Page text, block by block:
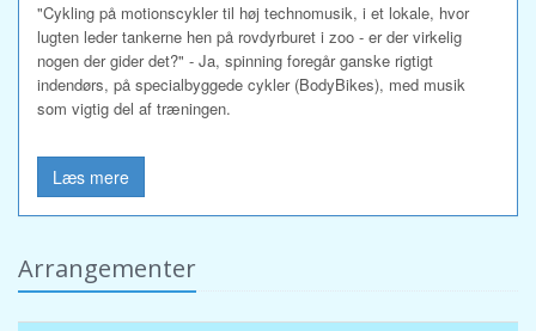
"Cykling på motionscykler til høj technomusik, i et lokale, hvor
lugten leder tankerne hen på rovdyrburet i zoo - er der virkelig
nogen der gider det?" - Ja, spinning foregår ganske rigtigt
indendørs, på specialbyggede cykler (BodyBikes), med musik
som vigtig del af træningen.
Læs mere
Arrangementer